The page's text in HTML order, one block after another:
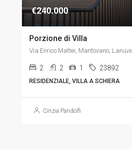
€240.000
Porzione di Villa
2 2 1 23892
RESIDENZIALE, VILLA A SCHIERA
Cinzia Pandolfi